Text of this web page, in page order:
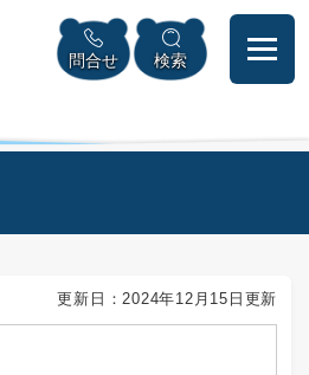
を飛ばして本文へ
問合せ 検索
更新日：2024年12月15日更新